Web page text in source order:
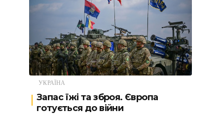
УКРАЇНА
Запас їжі та зброя. Європа
готується до війни